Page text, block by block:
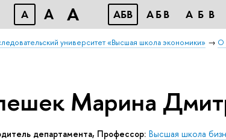
A A A АБB АБB АБB
университет «Высшая школа экономики» О
Марина
департамента, Профессор: Высшая школа